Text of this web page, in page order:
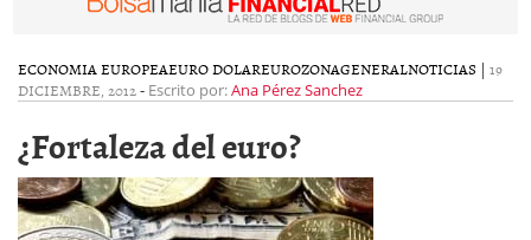
ECONOMIA EUROPEAEURO DOLAREUROZONAGENERALNOTICIAS | 19
DICIEMBRE, 2012- Escrito por:Ana Pérez Sanchez
¿Fortaleza del euro?